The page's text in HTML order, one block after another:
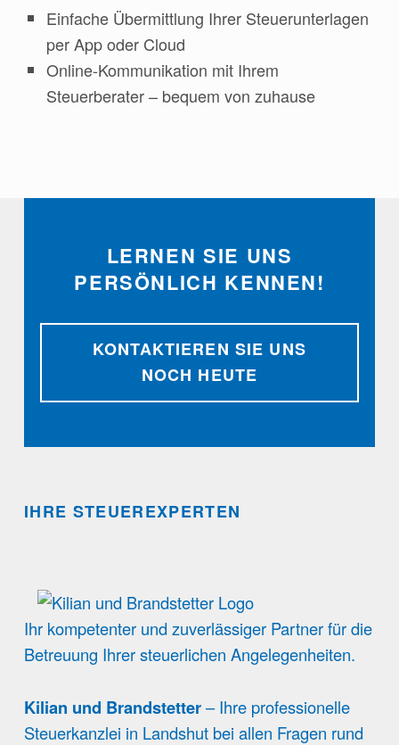
Einfache Übermittlung Ihrer Steuerunterlagen
per App oder Cloud
Online-Kommunikation mit Ihrem
Steuerberater – bequem von zuhause
Zurück zur Hauptnavigation springen
LERNEN SIE UNS
PERSÖNLICH KENNEN!
KONTAKTIEREN SIE UNS
NOCH HEUTE
IHRE STEUEREXPERTEN
Ihr kompetenter und zuverlässiger Partner für die
Betreuung Ihrer steuerlichen Angelegenheiten.
Kilian und Brandstetter– Ihre professionelle
Steuerkanzlei in Landshut bei allen Fragen rund